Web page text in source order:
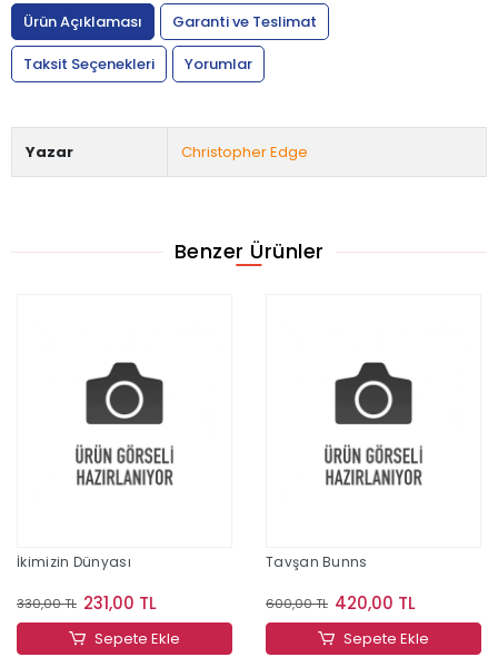
Ürün Açıklaması
Garanti ve Teslimat
Taksit Seçenekleri
Yorumlar
Yazar Christopher Edge
Benzer Ürünler
İkimizin Dünyası
330,00 TL 231,00 TL
Sepete Ekle
Tavşan Bunns
600,00 TL 420,00 TL
Sepete Ekle